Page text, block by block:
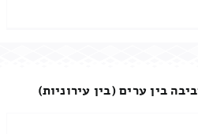
בין ערים (בין עירוניות)